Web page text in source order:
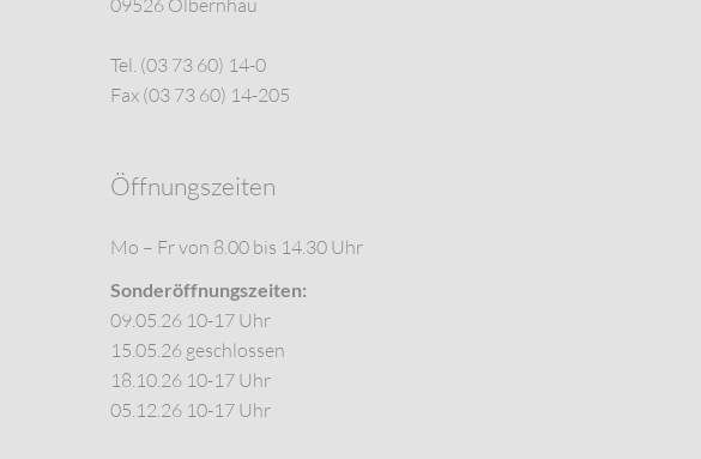
09526 Olbernhau
Tel. (03 73 60) 14-0
Fax (03 73 60) 14-205
Öffnungszeiten
Mo – Fr von 8.00 bis 14.30 Uhr
Sonderöffnungszeiten:
09.05.26 10-17 Uhr
15.05.26 geschlossen
18.10.26 10-17 Uhr
05.12.26 10-17 Uhr